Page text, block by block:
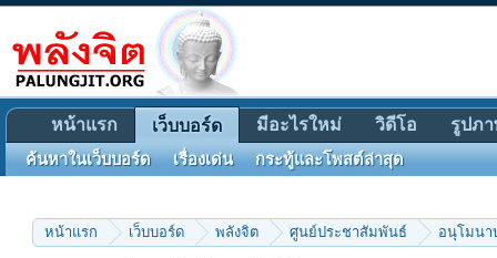
หน้าแรก เว็บบอร์ด พลังจิต ศูนย์ประชาสัมพันธ์ อนุโมน
หน้าแรก เว็บบอร์ด
ค้นหาในเว็บบอร์ด เรื่องเด่น กระทู้และโพสต์ล่าสุด
มีอะไรใหม่ วิดีโอ รูปภ